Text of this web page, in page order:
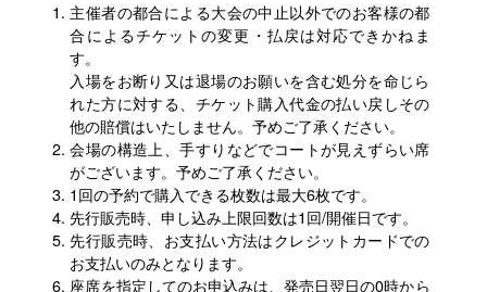
主催者の都合による大会の中止以外でのお客様の都
合によるチケットの変更・払戻は対応できかねま
す。
入場をお断り又は退場のお願いを含む処分を命じら
れた方に対する、チケット購入代金の払い戻しその
他の賠償はいたしません。予めご了承ください。
会場の構造上、手すりなどでコートが見えずらい席
がございます。予めご了承ください。
1回の予約で購入できる枚数は最大6枚です。
先行販売時、申し込み上限回数は1回/開催日です。
先行販売時、お支払い方法はクレジットカードでの
お支払いのみとなります。
座席を指定してのお申込みは、発売日翌日の0時から